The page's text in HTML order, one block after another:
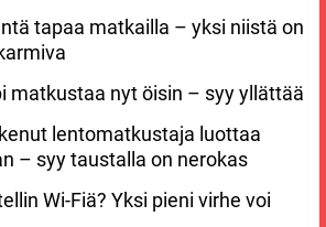
tapaa matkailla – yksi niistä on
matkustaa nyt öisin – syy yllättää
lentomatkustaja luottaa
– syy taustalla on nerokas
Wi-Fiä? Yksi pieni virhe voi